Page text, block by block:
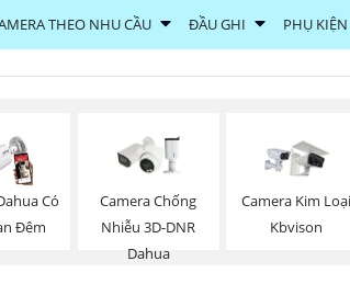
THEO NHU CẦU ĐẦU GHI PHỤ KIỆN
Có
Đêm
Camera Chống
Nhiễu 3D-DNR
Dahua
Camera Kim Loại
Kbvison